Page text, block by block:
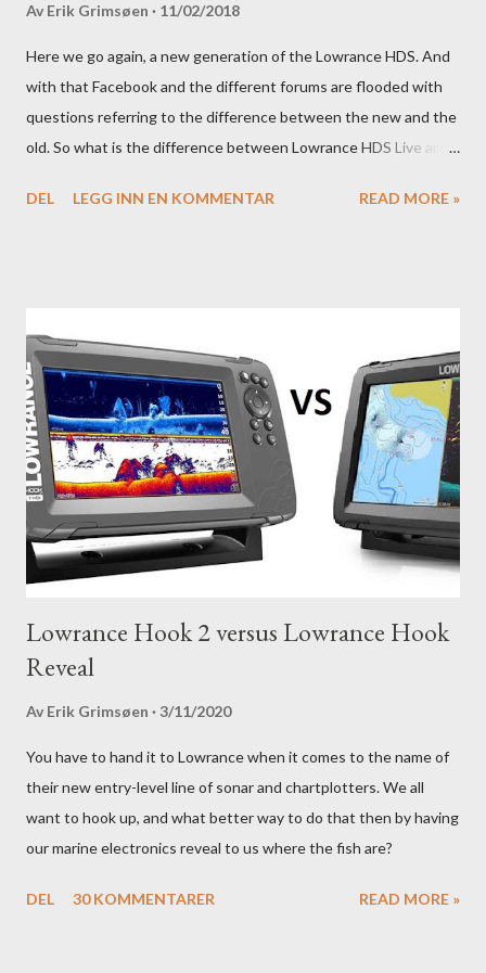
Av Erik Grimsøen 11/02/2018
Here we go again, a new generation of the Lowrance HDS. And
with that Facebook and the different forums are flooded with
questions referring to the difference between the new and the
old. So what is the difference between Lowrance HDS Live and
DEL
LEGG INN EN KOMMENTAR READ MORE »
Lowrance Hook 2 versus Lowrance Hook
Reveal
Av Erik Grimsøen 3/11/2020
You have to hand it to Lowrance when it comes to the name of
their new entry-level line of sonar and chartplotters. We all
want to hook up, and what better way to do that then by having
our marine electronics reveal to us where the fish are?
DEL 30 KOMMENTARER READ MORE »